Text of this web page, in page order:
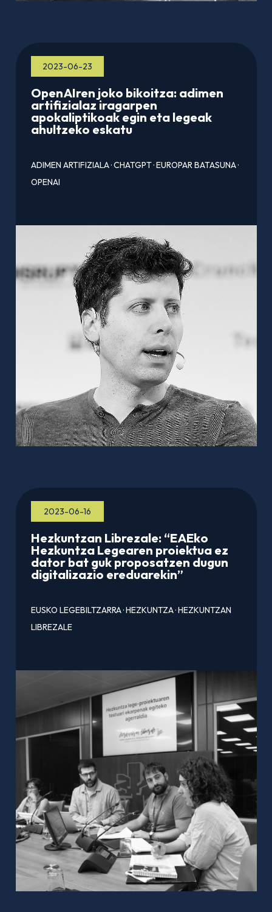
2023-06-23
OpenAIren joko bikoitza: adimen
artifizialaz iragarpen
apokaliptikoak egin eta legeak
ahultzeko eskatu
ADIMEN ARTIFIZIALA·CHATGPT·EUROPAR BATASUNA·
OPENAI
2023-06-16
Hezkuntzan Librezale: “EAEko
Hezkuntza Legearen proiektua ez
dator bat guk proposatzen dugun
digitalizazio ereduarekin”
EUSKO LEGEBILTZARRA·HEZKUNTZA·HEZKUNTZAN
LIBREZALE